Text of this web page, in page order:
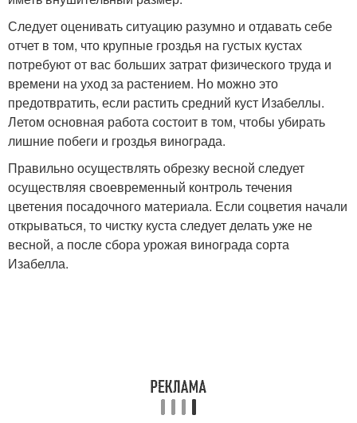
Следует оценивать ситуацию разумно и отдавать себе
отчет в том, что крупные гроздья на густых кустах
потребуют от вас больших затрат физического труда и
времени на уход за растением. Но можно это
предотвратить, если растить средний куст Изабеллы.
Летом основная работа состоит в том, чтобы убирать
лишние побеги и гроздья винограда.
Правильно осуществлять обрезку весной следует
осуществляя своевременный контроль течения
цветения посадочного материала. Если соцветия начали
открываться, то чистку куста следует делать уже не
весной, а после сбора урожая винограда сорта
Изабелла.